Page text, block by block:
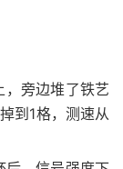
，旁边堆了铁艺
到1格，测速从